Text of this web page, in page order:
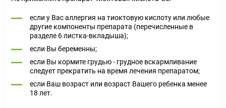
если у Вас аллергия на тиоктовую кислоту или любые
другие компоненты препарата (перечисленные в
разделе 6 листка-вкладыша);
если Вы беременны;
если Вы кормите грудью - грудное вскармливание
следует прекратить на время лечения препаратом;
если Ваш возраст или возраст Вашего ребенка менее
18 лет.